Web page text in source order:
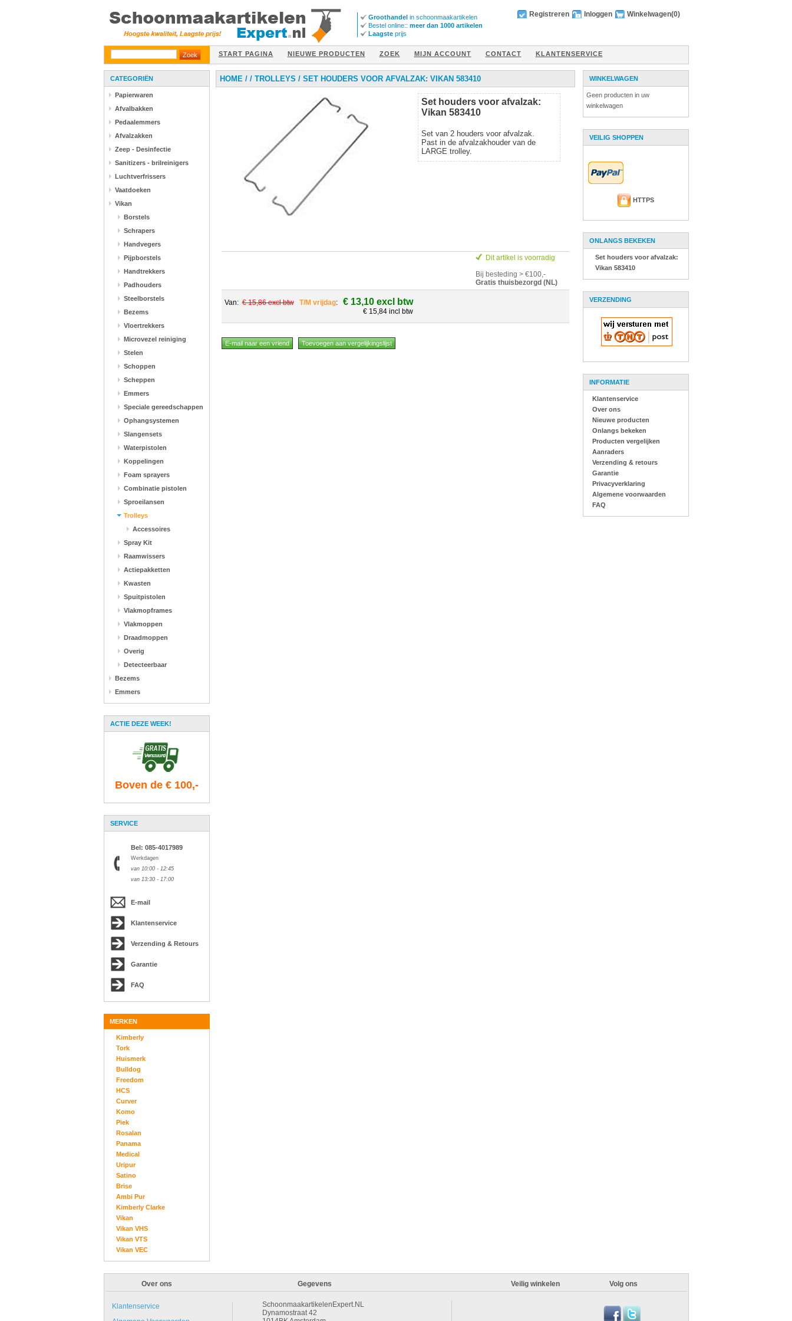
Groothandel in schoonmaakartikelen
Bestel online:: meer dan 1000 artikelen
Laagste prijs
Registreren Inloggen Winkelwagen(0)
START PAGINA NIEUWE PRODUCTEN ZOEK MIJN ACCOUNT CONTACT KLANTENSERVICE
CATEGORIËN
Papierwaren
Afvalbakken
Pedaalemmers
Afvalzakken
Zeep - Desinfectie
Sanitizers - brilreinigers
Luchtverfrissers
Vaatdoeken
Vikan
Borstels
Schrapers
Handvegers
Pijpborstels
Handtrekkers
Padhouders
Steelborstels
Bezems
Vloertrekkers
Microvezel reiniging
Stelen
Schoppen
Scheppen
Emmers
Speciale gereedschappen
Ophangsystemen
Slangensets
Waterpistolen
Koppelingen
Foam sprayers
Combinatie pistolen
Sproeilansen
Trolleys
Accessoires
Spray Kit
Raamwissers
Actiepakketten
Kwasten
Spuitpistolen
Vlakmopframes
Vlakmoppen
Draadmoppen
Overig
Detecteerbaar
Bezems
Emmers
ACTIE DEZE WEEK!
Boven de € 100,-
SERVICE
Bel: 085-4017989
Werkdagen
van 10:00 - 12:45
van 13:30 - 17:00
E-mail
Klantenservice
Verzending & Retours
Garantie
FAQ
MERKEN
Kimberly
Tork
Huismerk
Bulldog
Freedom
HCS
Curver
Komo
Piek
Rosalan
Panama
Medical
Uripur
Satino
Brise
Ambi Pur
Kimberly Clarke
Vikan
Vikan VHS
Vikan VTS
Vikan VEC
HOME/ / TROLLEYS / SET HOUDERS VOOR AFVALZAK: VIKAN 583410
Set houders voor afvalzak:
Vikan 583410
Set van 2 houders voor afvalzak.
Past in de afvalzakhouder van de
LARGE trolley.
Dit artikel is voorradig
Bij besteding > €100,-
Gratis thuisbezorgd (NL)
Van:€ 15,86 excl btw T/M vrijdag: € 13,10 excl btw
€ 15,84 incl btw
WINKELWAGEN
Geen producten in uw
winkelwagen
VEILIG SHOPPEN
HTTPS
ONLANGS BEKEKEN
Set houders voor afvalzak:
Vikan 583410
VERZENDING
INFORMATIE
Klantenservice
Over ons
Nieuwe producten
Onlangs bekeken
Producten vergelijken
Aanraders
Verzending & retours
Garantie
Privacyverklaring
Algemene voorwaarden
FAQ
Over ons Gegevens Veilig winkelen Volg ons
Klantenservice
SchoonmaakartikelenExpert.NL
Dynamostraat 42